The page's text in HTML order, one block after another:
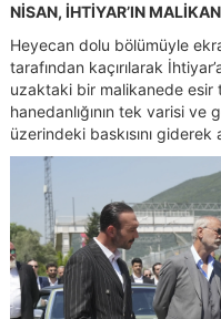
NİSAN, İHTİYAR’IN
Heyecan dolu bölümüyle
tarafından kaçırılarak
uzaktaki bir malikanede esir
hanedanlığının tek varisi
üzerindeki baskısını giderek